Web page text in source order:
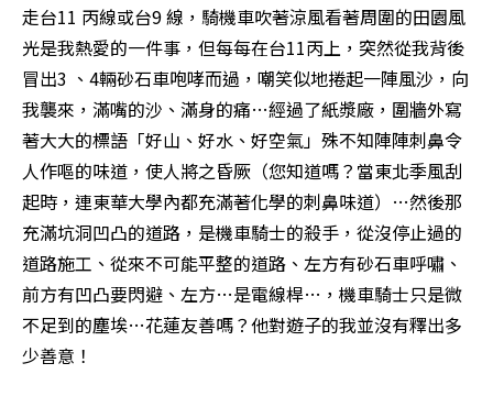
走台11 丙線或台9 線，騎機車吹著涼風看著周圍的田園風
光是我熱愛的一件事，但每每在台11丙上，突然從我背後
冒出3 、4輛砂石車咆哮而過，嘲笑似地捲起一陣風沙，向
我襲來，滿嘴的沙、滿身的痛…經過了紙漿廠，圍牆外寫
著大大的標語「好山、好水、好空氣」殊不知陣陣刺鼻令
人作嘔的味道，使人將之昏厥（您知道嗎？當東北季風刮
起時，連東華大學內都充滿著化學的刺鼻味道）…然後那
充滿坑洞凹凸的道路，是機車騎士的殺手，從沒停止過的
道路施工、從來不可能平整的道路、左方有砂石車呼嘯、
前方有凹凸要閃避、左方…是電線桿…，機車騎士只是微
不足到的塵埃…花蓮友善嗎？他對遊子的我並沒有釋出多
少善意！